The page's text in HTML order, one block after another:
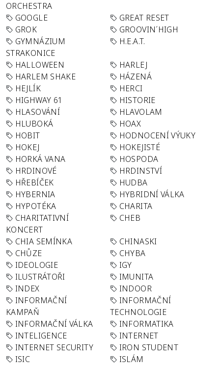
ORCHESTRA
GOOGLE
GREAT RESET
GROK
GROOVIN´HIGH
GYMNÁZIUM
STRAKONICE
H.E.A.T.
HALLOWEEN
HARLEJ
HARLEM SHAKE
HÁZENÁ
HEJLÍK
HERCI
HIGHWAY 61
HISTORIE
HLASOVÁNÍ
HLAVOLAM
HLUBOKÁ
HOAX
HOBIT
HODNOCENÍ VÝUKY
HOKEJ
HOKEJISTÉ
HORKÁ VANA
HOSPODA
HRDINOVÉ
HRDINSTVÍ
HŘEBÍČEK
HUDBA
HYBERNIA
HYBRIDNÍ VÁLKA
HYPOTÉKA
CHARITA
CHARITATIVNÍ
KONCERT
CHEB
CHIA SEMÍNKA
CHINASKI
CHŮZE
CHYBA
IDEOLOGIE
IGY
ILUSTRÁTOŘI
IMUNITA
INDEX
INDOOR
INFORMAČNÍ
KAMPAŇ
INFORMAČNÍ
TECHNOLOGIE
INFORMAČNÍ VÁLKA
INFORMATIKA
INTELIGENCE
INTERNET
INTERNET SECURITY
IRON STUDENT
ISIC
ISLÁM